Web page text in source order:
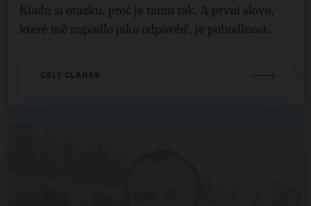
Kladu si otázku, proč je tomu tak. A první slovo,
které mě napadlo jako odpověď, je pohodlnost.
CELÝ ČLÁNEK